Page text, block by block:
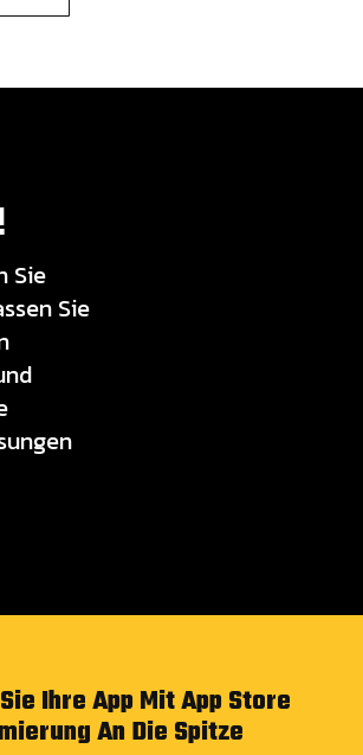
Sie
Sie
Ihre App Mit App Store
An Die Spitze